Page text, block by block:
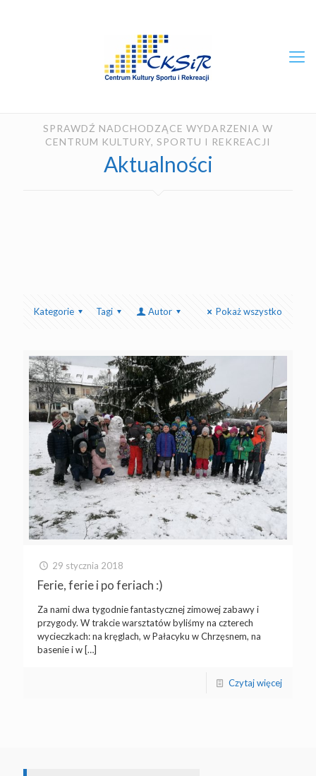
SPRAWDŹ NADCHODZĄCE WYDARZENIA W
CENTRUM KULTURY, SPORTU I REKREACJI
Aktualności
Kategorie Tagi Autor Pokaż wszystko
29 stycznia 2018
Ferie, ferie i po feriach :)
Za nami dwa tygodnie fantastycznej zimowej zabawy i
przygody. W trakcie warsztatów byliśmy na czterech
wycieczkach: na kręglach, w Pałacyku w Chrzęsnem, na
basenie i w[…]
Czytaj więcej